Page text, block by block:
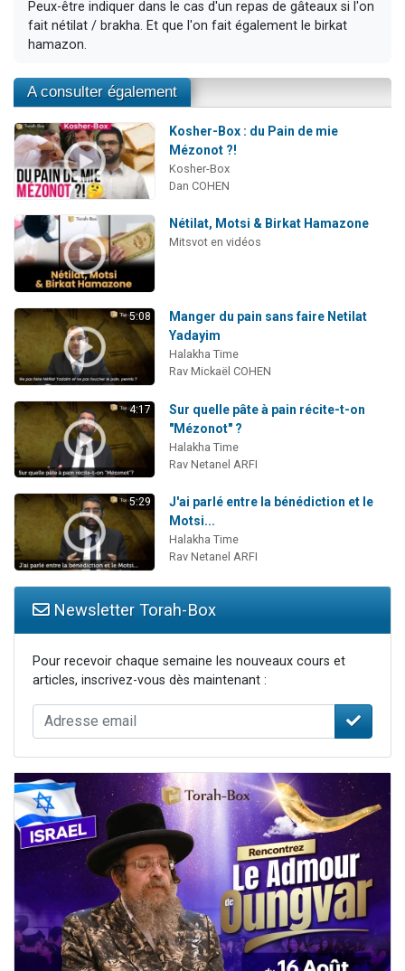
Peux-être indiquer dans le cas d'un repas de gâteaux si l'on
fait nétilat / brakha. Et que l'on fait également le birkat
hamazon.
A consulter également
Kosher-Box : du Pain de mie
Mézonot ?!
Kosher-Box
Dan COHEN
Nétilat, Motsi & Birkat Hamazone
Mitsvot en vidéos
5:08
Manger du pain sans faire Netilat
Yadayim
Halakha Time
Rav Mickaël COHEN
4:17
Sur quelle pâte à pain récite-t-on
"Mézonot" ?
Halakha Time
Rav Netanel ARFI
5:29
J'ai parlé entre la bénédiction et le
Motsi...
Halakha Time
Rav Netanel ARFI
Newsletter Torah-Box
Pour recevoir chaque semaine les nouveaux cours et
articles, inscrivez-vous dès maintenant :